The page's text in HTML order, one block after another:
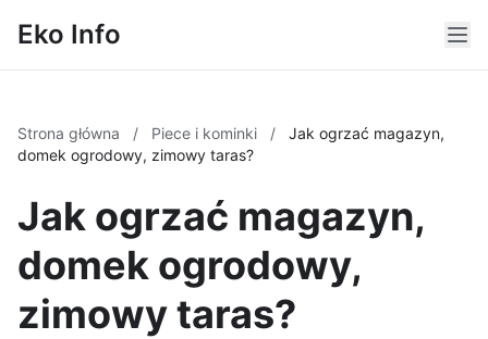
Eko Info
Strona główna / Piece i kominki /
Jak ogrzać magazyn,
domek ogrodowy, zimowy taras?
Jak ogrzać magazyn,
domek ogrodowy,
zimowy taras?